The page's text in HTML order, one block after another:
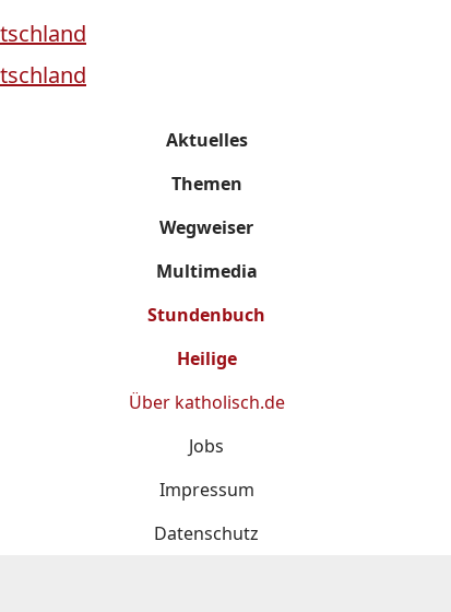
Aktuelles
Themen
Wegweiser
Multimedia
Stundenbuch
Heilige
Über katholisch.de
Jobs
Impressum
Datenschutz